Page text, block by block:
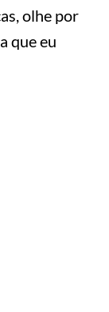
olhe por
que eu